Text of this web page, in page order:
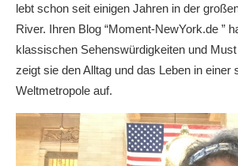
lebt schon seit einigen Jahren in der
River. Ihren Blog “Moment-NewYork.de ”
klassischen Sehenswürdigkeiten und
zeigt sie den Alltag und das Leben in einer
Weltmetropole auf.